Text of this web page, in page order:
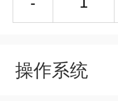
操作系统